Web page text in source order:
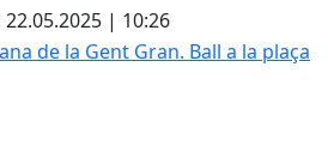
| 10:26
de la Gent Gran. Ball a la plaça